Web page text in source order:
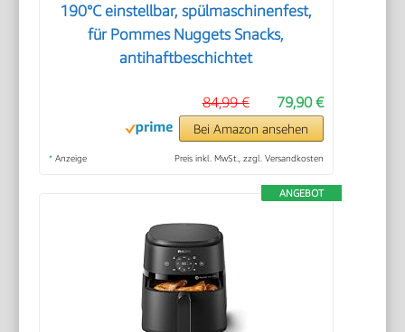
190°C einstellbar, spülmaschinenfest,
für Pommes Nuggets Snacks,
antihaftbeschichtet
79,90 €
84,99 €
Bei Amazon ansehen
* Anzeige Preis inkl. MwSt., zzgl. Versandkosten
ANGEBOT